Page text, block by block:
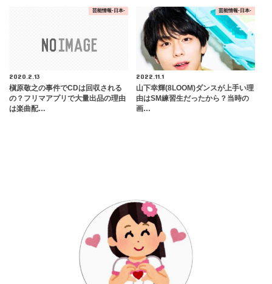
芸能情報-日本-
2020.2.13
槇原敬之の事件でCDは回収される
の？フリマアプリで大量出品の理由
は楽曲配…
芸能情報-日本-
2022.11.1
山下幸輝(8LOOM)ダンスが上手い理
由はSM練習生だったから？当時の
画…